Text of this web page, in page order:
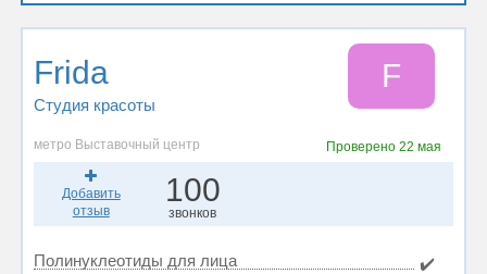
Frida
Студия красоты
F
метро Выставочный центр Проверено 22 мая
Добавить
отзыв
100
звонков
Полинуклеотиды для лица
✔️